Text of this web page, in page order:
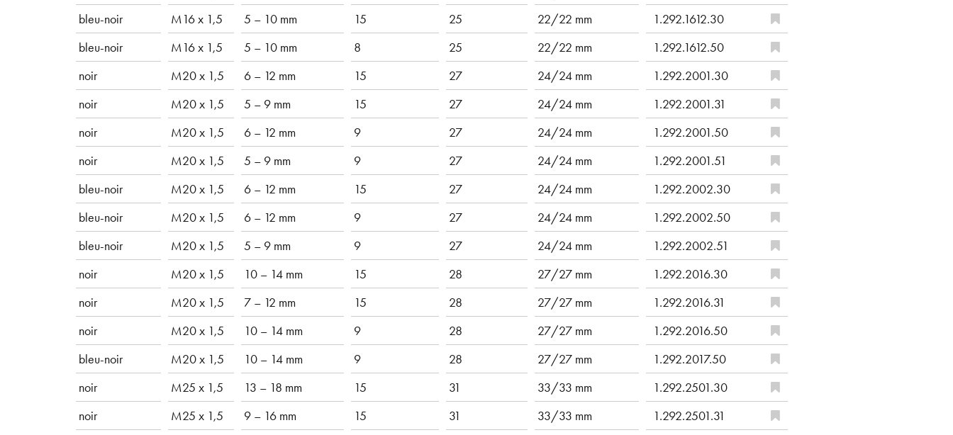
bleu-noir
M16 x 1,5 5 – 10 mm 15 25 22/22 mm
1.292.1612.30
bleu-noir
M16 x 1,5 5 – 10 mm 8 25 22/22 mm
1.292.1612.50
noir
M20 x 1,5 6 – 12 mm 15 27 24/24 mm
1.292.2001.30
noir
M20 x 1,5 5 – 9 mm 15 27 24/24 mm
1.292.2001.31
noir
M20 x 1,5 6 – 12 mm 9 27 24/24 mm
1.292.2001.50
noir
M20 x 1,5 5 – 9 mm 9 27 24/24 mm
1.292.2001.51
bleu-noir
M20 x 1,5 6 – 12 mm 15 27 24/24 mm
1.292.2002.30
bleu-noir
M20 x 1,5 6 – 12 mm 9 27 24/24 mm
1.292.2002.50
bleu-noir
M20 x 1,5 5 – 9 mm 9 27 24/24 mm
1.292.2002.51
noir
M20 x 1,5 10 – 14 mm 15 28 27/27 mm
1.292.2016.30
noir
M20 x 1,5 7 – 12 mm 15 28 27/27 mm
1.292.2016.31
noir
M20 x 1,5 10 – 14 mm 9 28 27/27 mm
1.292.2016.50
bleu-noir
M20 x 1,5 10 – 14 mm 9 28 27/27 mm
1.292.2017.50
noir
M25 x 1,5 13 – 18 mm 15 31 33/33 mm
1.292.2501.30
noir
M25 x 1,5 9 – 16 mm 15 31 33/33 mm
1.292.2501.31